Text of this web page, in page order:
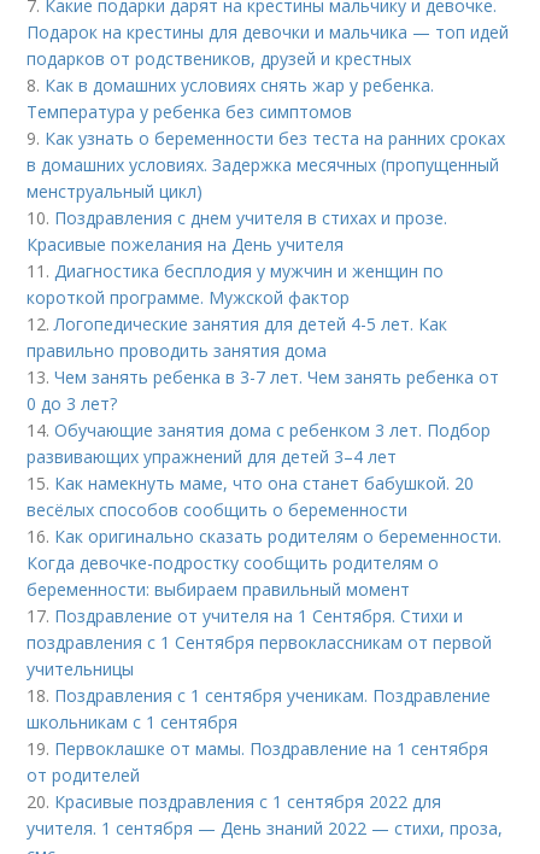
7. Какие подарки дарят на крестины мальчику и девочке.
Подарок на крестины для девочки и мальчика — топ идей
подарков от родствеников, друзей и крестных
8. Как в домашних условиях снять жар у ребенка.
Температура у ребенка без симптомов
9. Как узнать о беременности без теста на ранних сроках
в домашних условиях. Задержка месячных (пропущенный
менструальный цикл)
10. Поздравления с днем учителя в стихах и прозе.
Красивые пожелания на День учителя
11.Диагностика бесплодия у мужчин и женщин по
короткой программе. Мужской фактор
12.Логопедические занятия для детей 4-5 лет. Как
правильно проводить занятия дома
13.Чем занять ребенка в 3-7 лет. Чем занять ребенка от
0 до 3 лет?
14.Обучающие занятия дома с ребенком 3 лет. Подбор
развивающих упражнений для детей 3–4 лет
15. Как намекнуть маме, что она станет бабушкой. 20
весёлых способов сообщить о беременности
16. Как оригинально сказать родителям о беременности.
Когда девочке-подростку сообщить родителям о
беременности: выбираем правильный момент
17. Поздравление от учителя на 1 Сентября. Стихи и
поздравления с 1 Сентября первоклассникам от первой
учительницы
18. Поздравления с 1 сентября ученикам. Поздравление
школьникам с 1 сентября
19. Первоклашке от мамы. Поздравление на 1 сентября
от родителей
20. Красивые поздравления с 1 сентября 2022 для
учителя. 1 сентября — День знаний 2022 — стихи, проза,